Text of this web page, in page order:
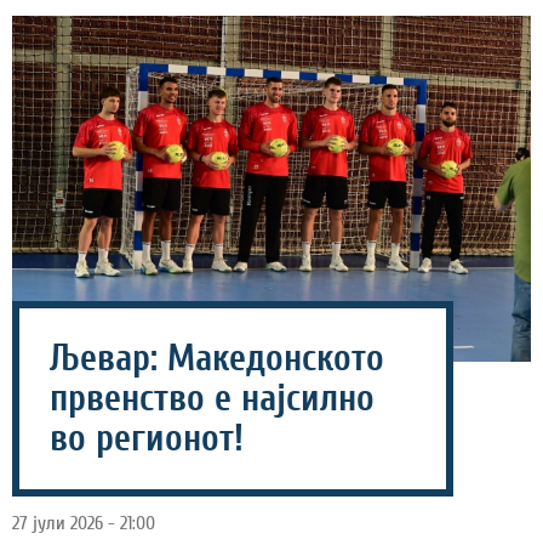
Љевар: Македонското
првенство е најсилно
во регионот!
27 јули 2026 - 21:00